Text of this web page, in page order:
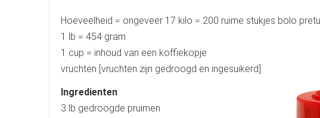
Hoeveelheid = ongeveer 17 kilo = 200 ruime stukjes bolo pretu
1 lb = 454 gram
1 cup = inhoud van een koffiekopje
vruchten [vruchten zijn gedroogd en ingesuikerd]
Ingredienten
3 lb gedroogde pruimen